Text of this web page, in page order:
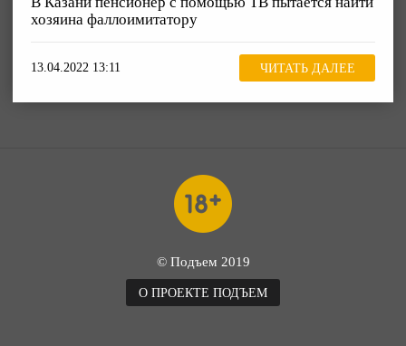
хозяина фаллоимитатору
13.04.2022 13:11 ЧИТАТЬ ДАЛЕЕ
© Подъем 2019
О ПРОЕКТЕ ПОДЪЕМ